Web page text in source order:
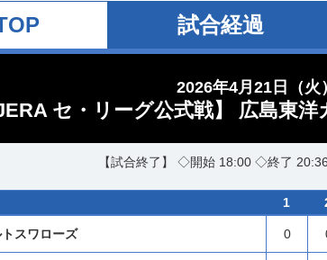
試合経過
2026年4月21日（火）
JERA セ・リーグ公式戦】 広島東
【試合終了】 ◇開始 18:00 ◇終了
1
スワローズ 0